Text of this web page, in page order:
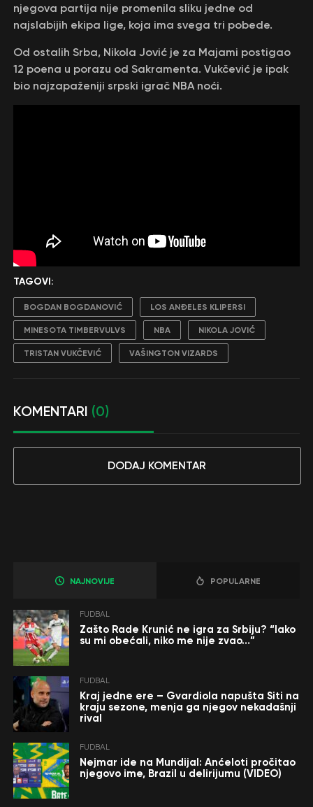
njegova partija nije promenila sliku jedne od
najslabijih ekipa lige, koja ima svega tri pobede.
Od ostalih Srba, Nikola Jović je za Majami postigao
12 poena u porazu od Sakramenta. Vukčević je ipak
bio najzapaženiji srpski igrač NBA noći.
TAGOVI:
BOGDAN BOGDANOVIĆ LOS ANĐELES KLIPERSI
MINESOTA TIMBERVULVS NBA NIKOLA JOVIĆ
TRISTAN VUKČEVIĆ VAŠINGTON VIZARDS
KOMENTARI (0)
DODAJ KOMENTAR
NAJNOVIJE POPULARNE
FUDBAL
Zašto Rade Krunić ne igra za Srbiju? “Iako
su mi obećali, niko me nije zvao…”
FUDBAL
Kraj jedne ere – Gvardiola napušta Siti na
kraju sezone, menja ga njegov nekadašnji
rival
FUDBAL
Nejmar ide na Mundijal: Anćeloti pročitao
njegovo ime, Brazil u delirijumu (VIDEO)